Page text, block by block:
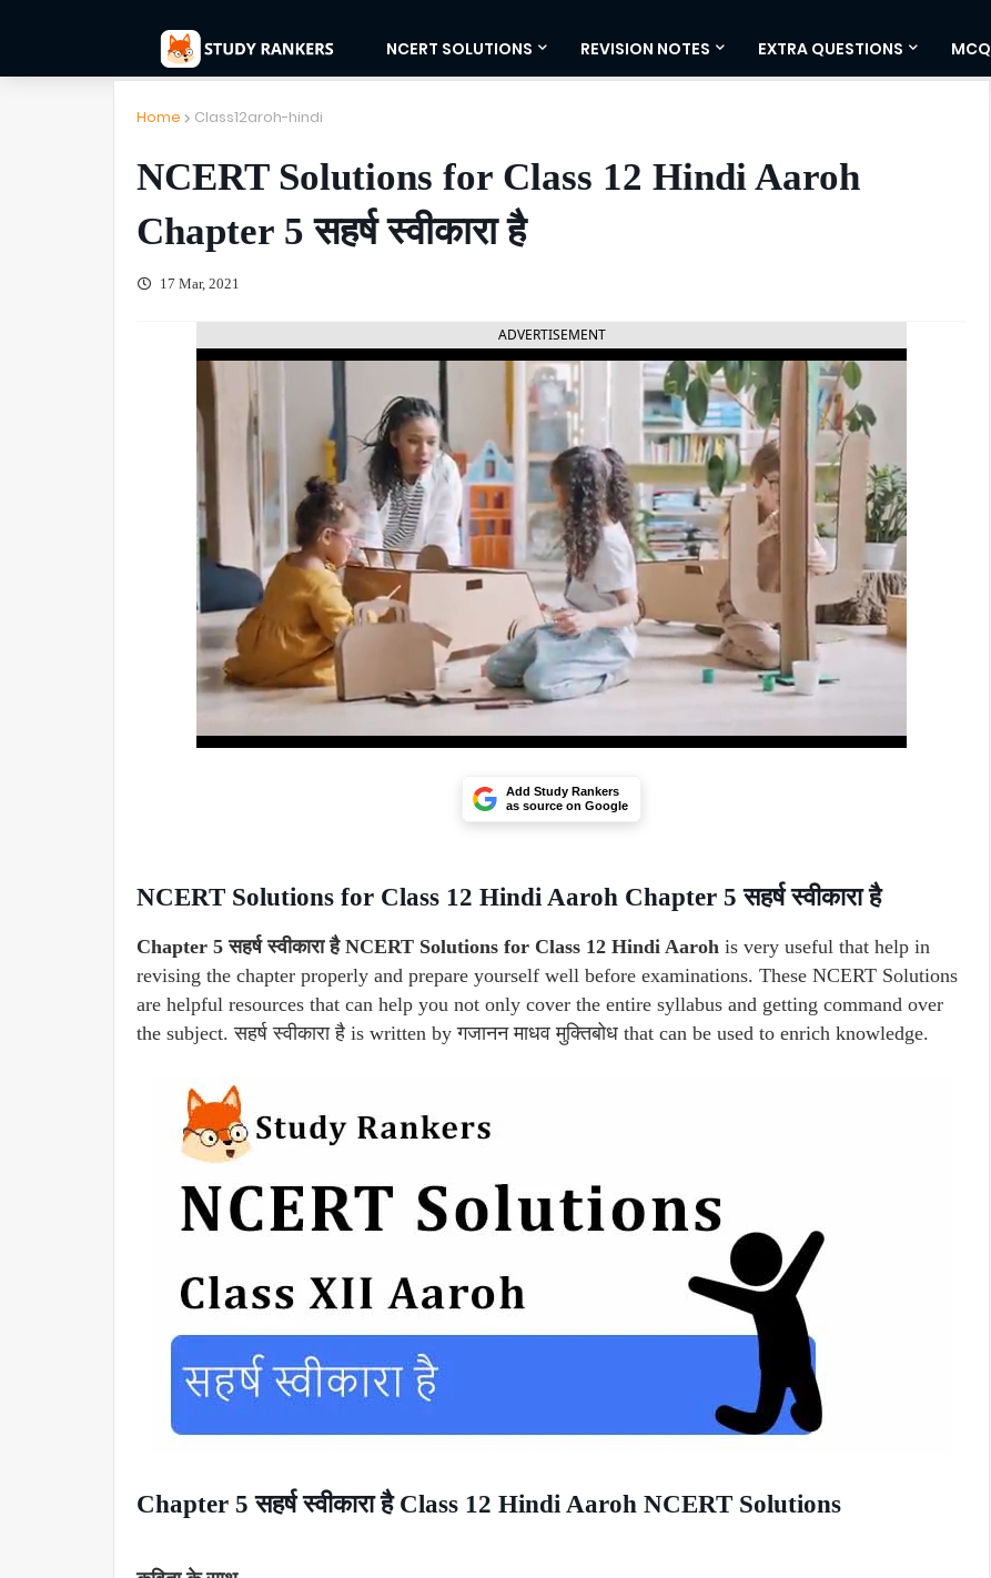
NCERT SOLUTIONS REVISION NOTES EXTRA QUESTIONS MCQ
Home Class12aroh-hindi
NCERT Solutions for Class 12 Hindi Aaroh
Chapter 5 सहर्ष स्वीकारा है
17 Mar, 2021
ADVERTISEMENT
Add Study Rankers
as source on Google
NCERT Solutions for Class 12 Hindi Aaroh Chapter 5 सहर्ष स्वीकारा है
Chapter 5 सहर्ष स्वीकारा है NCERT Solutions for Class 12 Hindi Aaroh is very useful that help in
revising the chapter properly and prepare yourself well before examinations. These NCERT Solutions
are helpful resources that can help you not only cover the entire syllabus and getting command over
the subject. सहर्ष स्वीकारा है is written by गजानन माधव मुक्तिबोध that can be used to enrich knowledge.
Chapter 5 सहर्ष स्वीकारा है Class 12 Hindi Aaroh NCERT Solutions